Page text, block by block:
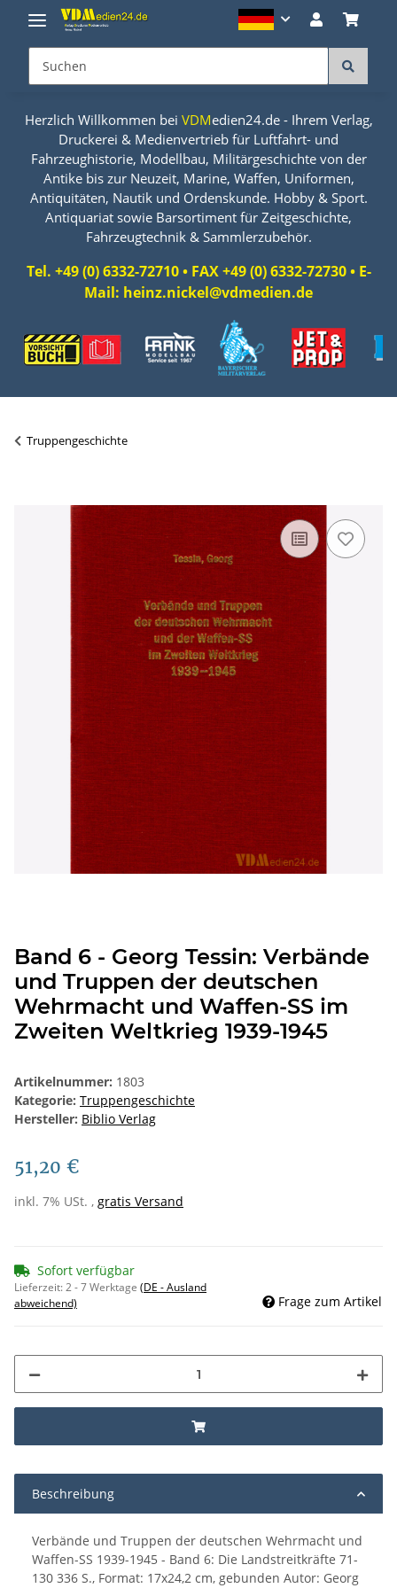
Herzlich Willkommen bei VDMedien24.de - Ihrem Verlag,
Druckerei & Medienvertrieb für Luftfahrt- und
Fahrzeughistorie, Modellbau, Militärgeschichte von der
Antike bis zur Neuzeit, Marine, Waffen, Uniformen,
Antiquitäten, Nautik und Ordenskunde. Hobby & Sport.
Antiquariat sowie Barsortiment für Zeitgeschichte,
Fahrzeugtechnik & Sammlerzubehör.
Tel. +49 (0) 6332-72710 • FAX +49 (0) 6332-72730 • E-
Mail: heinz.nickel@vdmedien.de
Truppengeschichte
Band 6 - Georg Tessin: Verbände
und Truppen der deutschen
Wehrmacht und Waffen-SS im
Zweiten Weltkrieg 1939-1945
Artikelnummer: 1803
Kategorie: Truppengeschichte
Hersteller: Biblio Verlag
51,20 €
inkl. 7% USt. , gratis Versand
Sofort verfügbar
Lieferzeit:2 - 7 Werktage (DE - Ausland
abweichend)
Frage zum Artikel
Beschreibung
Verbände und Truppen der deutschen Wehrmacht und
Waffen-SS 1939-1945 - Band 6: Die Landstreitkräfte 71-
130 336 S., Format: 17x24,2 cm, gebunden Autor: Georg